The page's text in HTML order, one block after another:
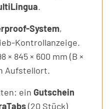
.
System,
Kontrollanzeige.
× 845 × 600 mm (B ×
Aufstellort.
ein Gutschein
(20 Stück)